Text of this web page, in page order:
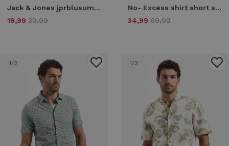
Jack & Jones jprblusummer lin. blen dobby ss shirt sn Overhemd 4954486 ashley blue regular fit
19,99 39,99
No- Excess shirt short sleeve twill jersey 31420386 Overhemd 050 green
34,99 69,99
1/2 1/2